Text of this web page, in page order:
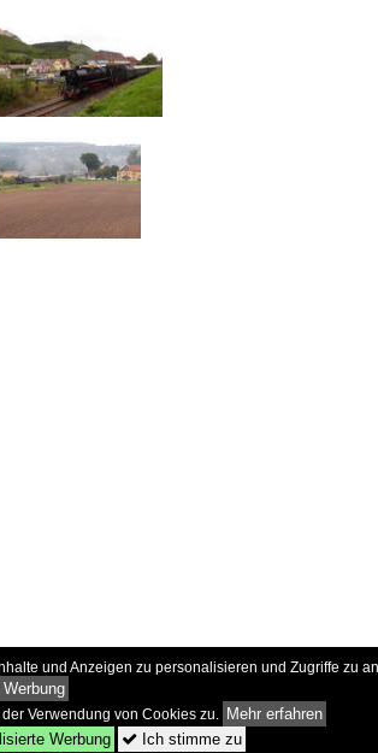
und Anzeigen zu personalisieren und Zugriffe
Verwendung von Cookies zu. Mehr erfahren
Werbung  Ich stimme zu